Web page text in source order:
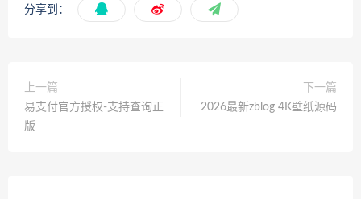
分享到：
上一篇
易支付官方授权-支持查询正
版
下一篇
2026最新zblog 4K壁纸源码